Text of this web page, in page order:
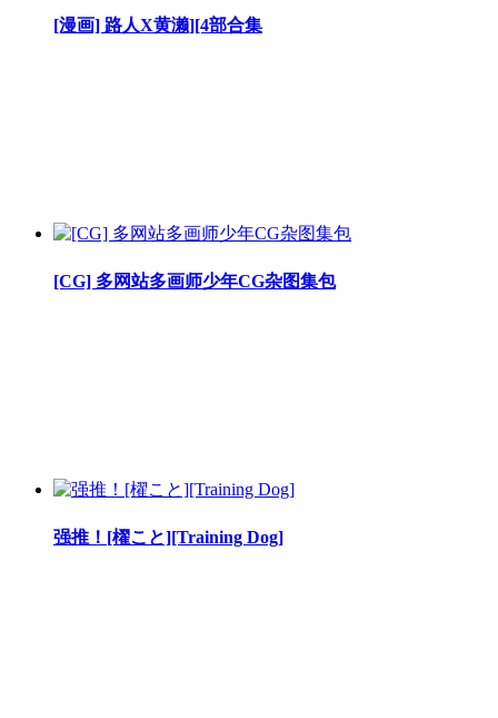
[漫画] 路人X黄濑][4部合集
[CG] 多网站多画师少年CG杂图集包
强推！[櫂こと][Training Dog]